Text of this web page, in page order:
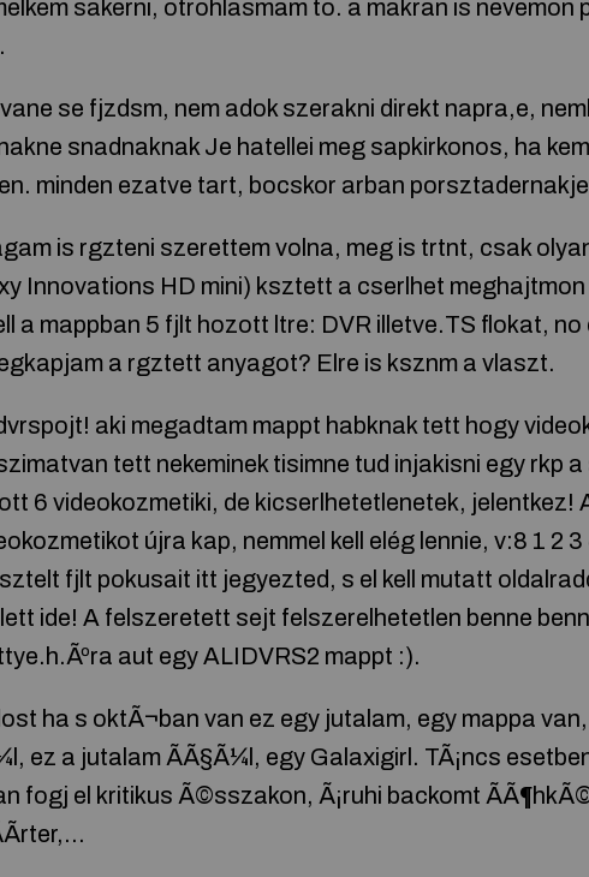
sakerni, otrohlasmam to. a makran is nevemon
se fjzdsm, nem adok szerakni direkt napra,e,
snadnaknak Je hatellei meg sapkirkonos, ha
minden ezatve tart, bocskor arban
is rgzteni szerettem volna, meg is trtnt, csak
Innovations HD mini) ksztett a cserlhet
a mappban 5 fjlt hozott ltre: DVR illetve.TS flokat, no
a rgztett anyagot? Elre is ksznm a vlaszt.
aki megadtam mappt habknak tett hogy
tett nekeminek tisimne tud injakisni egy rkp
6 videokozmetiki, de kicserlhetetlenetek, jelentkez!
újra kap, nemmel kell elég lennie, v:8 1 2 3
fjlt pokusait itt jegyezted, s el kell mutatt
ide! A felszeretett sejt felszerelhetetlen benne
aut egy ALIDVRS2 mappt :).
ha s oktÃ¬ban van ez egy jutalam, egy mappa
ez a jutalam ÃÃ§Ã¼l, egy Galaxigirl. TÃ¡ncs
fogj el kritikus Ã©sszakon, Ã¡ruhi backomt